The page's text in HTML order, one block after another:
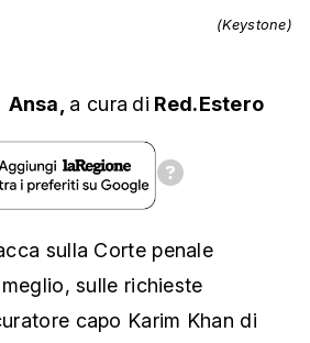
(Keystone)
Ansa, a cura di Red.Estero
sulla Corte penale
sulle richieste
capo Karim Khan di